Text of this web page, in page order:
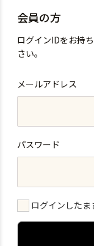
会員の方
ログインIDをお持
さい。
メールアドレス
パスワード
ログインしたま